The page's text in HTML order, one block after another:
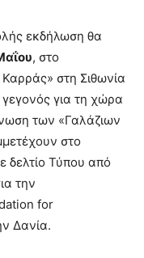
εκδήλωση θα
, στο
στη Σιθωνία
γεγονός για τη χώρα
των «Γαλάζιων
στο
δελτίο Τύπου από
την
for
Δανία.